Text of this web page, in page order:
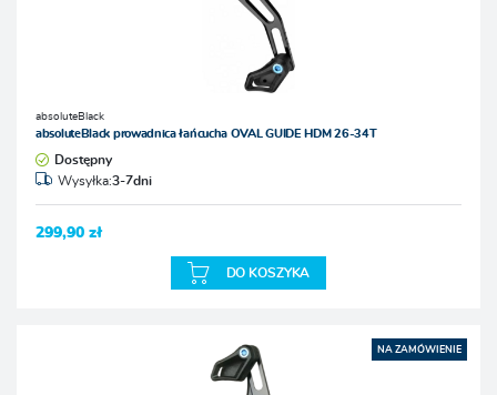
absoluteBlack
absoluteBlack prowadnica łańcucha OVAL GUIDE HDM 26-34T
Dostępny
Wysyłka:3-7dni
299,90 zł
DO KOSZYKA
NA ZAMÓWIENIE